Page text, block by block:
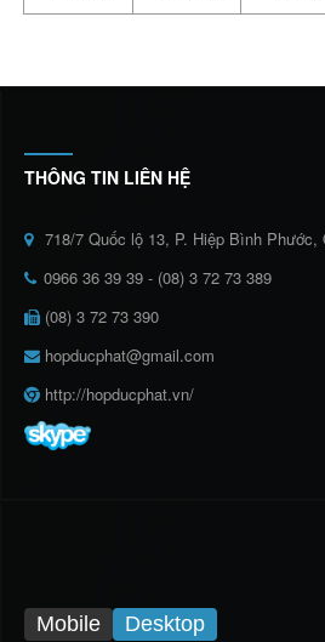
THÔNG TIN LIÊN HỆ
718/7 Quốc lộ 13, P. Hiệp Bình
0966 36 39 39 - (08) 3 72 73 389
(08) 3 72 73 390
hopducphat@gmail.com
http://hopducphat.vn/
Mobile Desktop